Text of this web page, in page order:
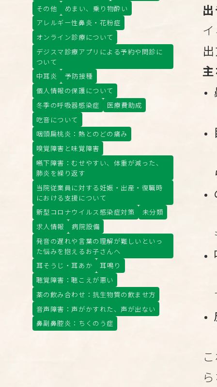
その他
めまい、乗り物酔い
アレルギー性鼻炎・花粉症
オンライン診療について
デジスマ診療アプリによる予約や問診に
ついて
中耳炎
予防接種
個人情報の保護について
冬季の呼吸器感染症
医療費助成
吃音について
咽頭扁桃炎：熱とのどの痛み
嗅覚障害と味覚障害
嚥下障害：むせやすい、体重が減った、
肺炎を繰り返す
当院従業員に対する妊娠・出産・復職時
における支援について
新型コロナウイルス感染症対策
未分類
求人情報
病院設備
発音の遅れや言葉の理解が難しいといっ
た悩みを抱えるお子さんへ
耳そうじ・耳あか
耳鳴り
聴覚障害：聴こえが悪い
薬の飲み合わせ：抗生物質の飲ませ方
音声障害：声がかすれた、声が出ない
鼻副鼻腔炎：ちくのう症